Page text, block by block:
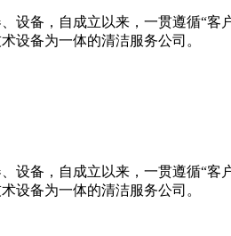
设备，自成立以来，一贯遵循“
设备为一体的清洁服务公司。
设备，自成立以来，一贯遵循“
设备为一体的清洁服务公司。